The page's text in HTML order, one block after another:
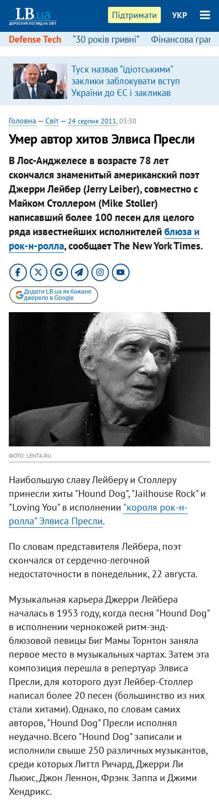
Підтримати УКР
Defense Tech “30 років гривні” Фінансова
Туск назвав "ідіотськими"
заклики заблокувати вступ
України до ЄС і закликав
припинити антиукраїнську
риторику
Головна — Світ— 24 серпня 2011, 03:30
Умер автор хитов Элвиса Пресли
В Лос-Анджелесе в возрасте 78 лет
скончался знаменитый американский поэт
Джерри Лейбер (Jerry Leiber), совместно с
Майком Столлером (Mike Stoller)
написавший более 100 песен для целого
ряда известнейших исполнителейблюза и
рок-н-ролла, сообщает The New York Times.
Додати LB.ua як бажане
джерело в Google
ФОТО: LENTA.RU
Наибольшую славу Лейберу и Столлеру
принесли хиты "Hound Dog", "Jailhouse Rock" и
"Loving You" в исполнении "короля рок-н-
ролла" Элвиса Пресли.
По словам представителя Лейбера, поэт
скончался от сердечно-легочной
недостаточности в понедельник, 22 августа.
Музыкальная карьера Джерри Лейбера
началась в 1953 году, когда песня "Hound Dog"
в исполнении чернокожей ритм-энд-
блюзовой певицы Биг Мамы Торнтон заняла
первое место в музыкальных чартах. Затем эта
композиция перешла в репертуар Элвиса
Пресли, для которого дуэт Лейбер-Столлер
написал более 20 песен (большинство из них
стали хитами). Однако, по словам самих
авторов, "Hound Dog" Пресли исполнял
неудачно. Всего "Hound Dog" записали и
исполнили свыше 250 различных музыкантов,
среди которых Литтл Ричард, Джерри Ли
Льюис, Джон Леннон, Фрэнк Заппа и Джими
Хендрикс.